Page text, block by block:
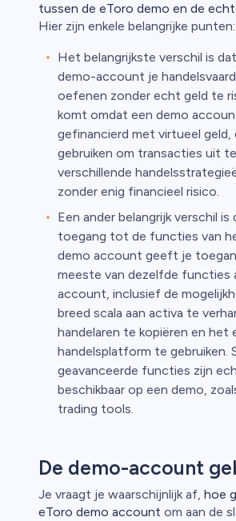
tussen de eToro demo en de
Hier zijn enkele belangrijke punten:
Het belangrijkste verschil is
demo-account je
oefenen zonder echt geld te
komt omdat een demo
gefinancierd met virtueel geld,
gebruiken om transacties uit
verschillende
zonder enig financieel risico.
Een ander belangrijk verschil is
toegang tot de functies van
demo account geeft je
meeste van dezelfde functies
account, inclusief de
breed scala aan activa te
handelaren te kopiëren en het
handelsplatform te gebruiken.
geavanceerde functies zijn
beschikbaar op een demo,
trading tools.
De demo-account
Je vraagt je waarschijnlijk af, hoe
eToro demo account om aan de